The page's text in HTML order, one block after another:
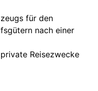
für den
nach einer
Reisezwecke